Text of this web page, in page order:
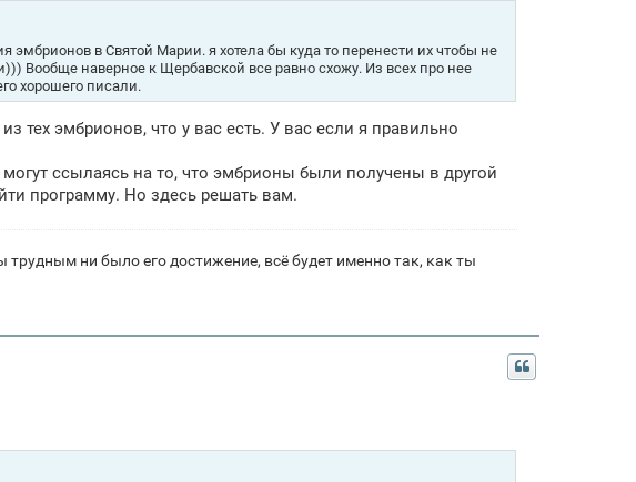
эмбрионов в Святой Марии. я хотела бы куда то перенести их чтобы не
Вообще наверное к Щербавской все равно схожу. Из всех про нее
хорошего писали.
тех эмбрионов, что у вас есть. У вас если я правильно
ссылаясь на то, что эмбрионы были получены в другой
программу. Но здесь решать вам.
ни было его достижение, всё будет именно так, как ты